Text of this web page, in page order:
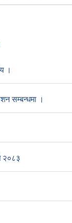
।
सम्बन्धमा ।
२०८३